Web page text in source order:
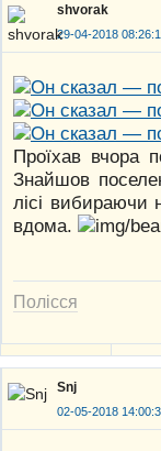
shvorak
29-04-2018
Проїхав вчора
Знайшов
лісі вибираючи
вдома.
Полісся
Snj
02-05-2018